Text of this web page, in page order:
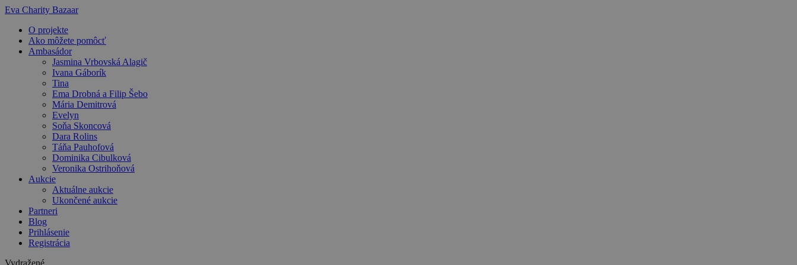
Preskočiť
obsah
Eva Charity Bazaar
O projekte
Ako môžete pomôcť
Ambasádor
Jasmina Vrbovská Alagič
Ivana Gáborík
Tina
Ema Drobná a Filip Šebo
Mária Demitrová
Evelyn
Soňa Skoncová
Dara Rolins
Táňa Pauhofová
Dominika Cibulková
Veronika Ostrihoňová
Aukcie
Aktuálne aukcie
Ukončené aukcie
Partneri
Blog
Prihlásenie
Registrácia
Vydražené